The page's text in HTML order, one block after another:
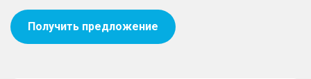
Получить предложение